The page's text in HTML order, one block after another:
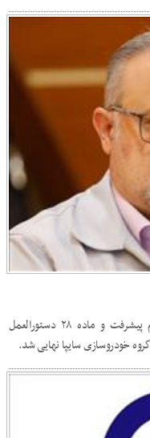
در چارچوب اجرای الزامات برنامه پنج‌ساله هفتم پیشرفت و ماده ۲۸ دستورالعمل
خودروسازی سایپا نهایی شد.